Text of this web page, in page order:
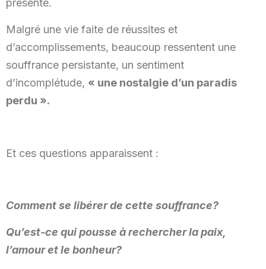
présente.
Malgré une vie faite de réussites et
d’accomplissements, beaucoup ressentent une
souffrance persistante, un sentiment
d’incomplétude, « une nostalgie d’un paradis
perdu ».
Et ces questions apparaissent :
Comment se libérer de cette souffrance?
Qu’est-ce qui pousse à rechercher la paix,
l’amour et le bonheur?